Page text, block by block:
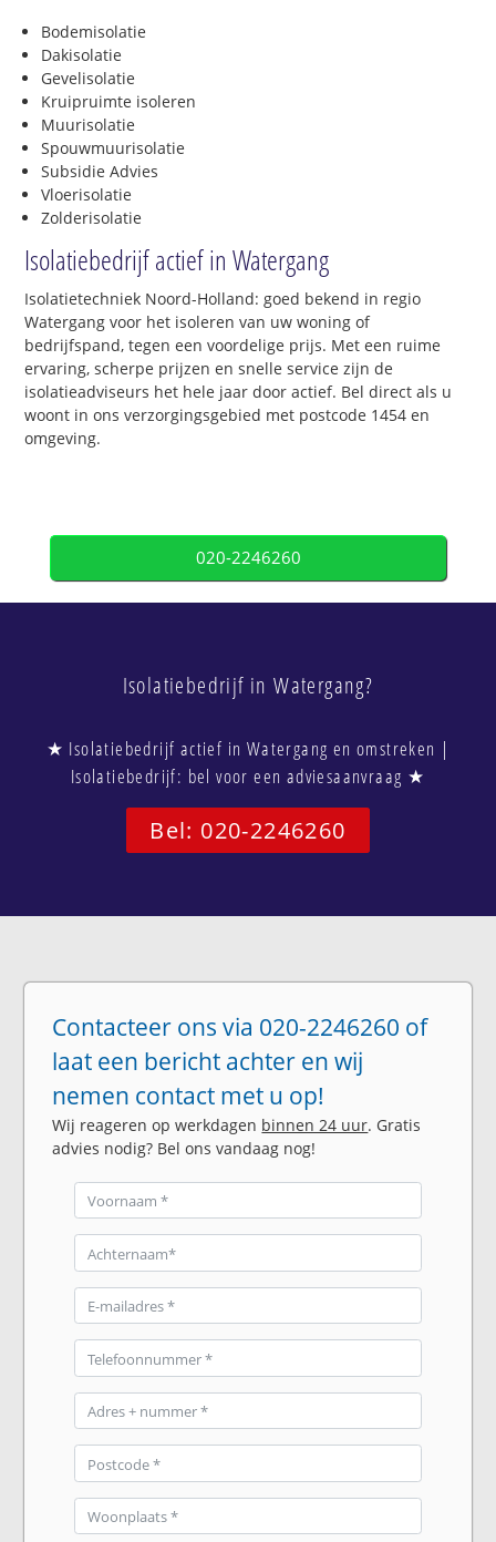
Bodemisolatie
Dakisolatie
Gevelisolatie
Kruipruimte isoleren
Muurisolatie
Spouwmuurisolatie
Subsidie Advies
Vloerisolatie
Zolderisolatie
Isolatiebedrijf actief in Watergang
Isolatietechniek Noord-Holland: goed bekend in regio
Watergang voor het isoleren van uw woning of
bedrijfspand, tegen een voordelige prijs. Met een ruime
ervaring, scherpe prijzen en snelle service zijn de
isolatieadviseurs het hele jaar door actief. Bel direct als u
woont in ons verzorgingsgebied met postcode 1454 en
omgeving.
020-2246260
Isolatiebedrijf in Watergang?
★ Isolatiebedrijf actief in Watergang en omstreken |
Isolatiebedrijf: bel voor een adviesaanvraag ★
Bel: 020-2246260
Contacteer ons via 020-2246260 of
laat een bericht achter en wij
nemen contact met u op!
Wij reageren op werkdagen binnen 24 uur. Gratis
advies nodig? Bel ons vandaag nog!